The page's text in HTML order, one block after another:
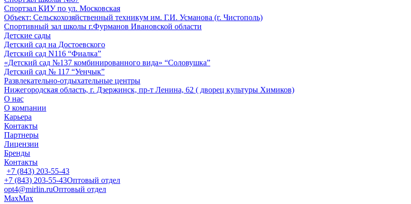
Спортзал КИУ по ул. Московская
Объект: Сельскохозяйственный техникум им. Г.И. Усманова (г. Чистополь)
Спортивный зал школы г.Фурманов Ивановской области
Детские сады
Детский сад на Достоевского
Детский сад N116 “Фиалка”
«Детский сад №137 комбинированного вида» “Соловушка”
Детский сад № 117 “Уенчык”
Развлекательно-отдыхательные центры
Нижегородская область, г. Дзержинск, пр-т Ленина, 62 ( дворец культуры Химиков)
О нас
О компании
Карьера
Контакты
Партнеры
Лицензии
Бренды
Контакты
+7 (843) 203-55-43
+7 (843) 203-55-43Оптовый отдел
opt4@mirlin.ruОптовый отдел
MaxMax